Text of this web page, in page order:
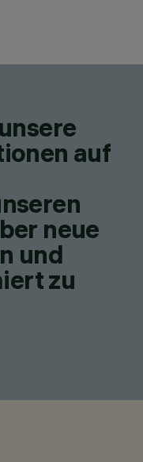
auf
neue
und
zu